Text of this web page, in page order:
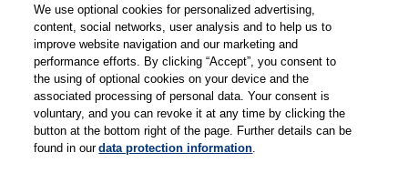
Kontakt
Web-Semniare
Anwenderberichte
Partner
We use optional cookies for personalized advertising,
content, social networks, user analysis and to help us to
improve website navigation and our marketing and
performance efforts. By clicking “Accept”, you consent to
the using of optional cookies on your device and the
associated processing of personal data. Your consent is
voluntary, and you can revoke it at any time by clicking the
button at the bottom right of the page. Further details can be
found in ourdata protection information.